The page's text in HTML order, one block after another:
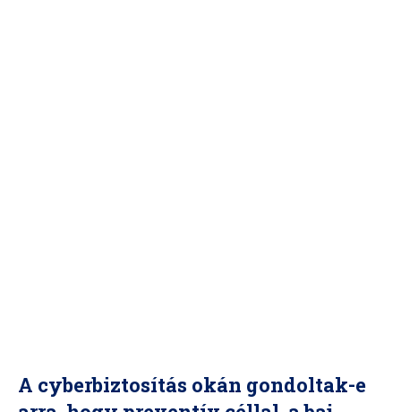
A cyberbiztosítás okán gondoltak-e